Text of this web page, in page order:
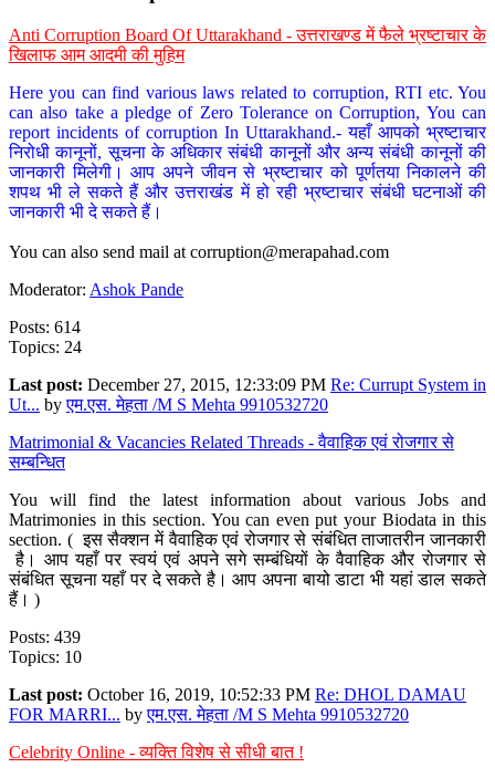
Anti Corruption Board Of Uttarakhand - उत्तराखण्ड में फैले भ्रष्टाचार के
खिलाफ आम आदमी की मुहिम
Here you can find various laws related to corruption, RTI etc. You
can also take a pledge of Zero Tolerance on Corruption, You can
report incidents of corruption In Uttarakhand.- यहाँ आपको भ्रष्टाचार
निरोधी कानूनों, सूचना के अधिकार संबंधी कानूनों और अन्य संबंधी कानूनों की
जानकारी मिलेगी। आप अपने जीवन से भ्रष्टाचार को पूर्णतया निकालने की
शपथ भी ले सकते हैं और उत्तराखंड में हो रही भ्रष्टाचार संबंधी घटनाओं की
जानकारी भी दे सकते हैं।
You can also send mail at corruption@merapahad.com
Moderator: Ashok Pande
Posts: 614
Topics: 24
Last post: December 27, 2015, 12:33:09 PM Re: Currupt System in
Ut... byएम.एस. मेहता /M S Mehta 9910532720
Matrimonial & Vacancies Related Threads - वैवाहिक एवं रोजगार से
सम्बन्धित
You will find the latest information about various Jobs and
Matrimonies in this section. You can even put your Biodata in this
section. ( इस सैक्शन में वैवाहिक एवं रोजगार से संबंधित ताजातरीन जानकारी
है। आप यहाँ पर स्वयं एवं अपने सगे सम्बंधियों के वैवाहिक और रोजगार से
संबंधित सूचना यहाँ पर दे सकते है। आप अपना बायो डाटा भी यहां डाल सकते
हैं। )
Posts: 439
Topics: 10
Last post: October 16, 2019, 10:52:33 PM Re: DHOL DAMAU
FOR MARRI... byएम.एस. मेहता /M S Mehta 9910532720
Celebrity Online - व्यक्ति विशेष से सीधी बात !